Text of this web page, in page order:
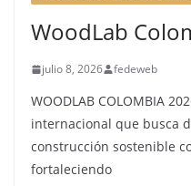
WoodLab
julio 8, 2026 fedeweb
WOODLAB COLOMBIA
internacional que busca
construcción sostenible
fortaleciendo